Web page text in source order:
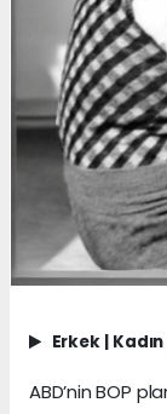
Erkek Kadın
ABD’nin BOP